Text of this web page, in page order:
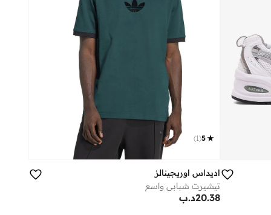
5
(
1
)
اديداس اوريجينالز
تيشيرت شبابي واسع
د.ب20.38